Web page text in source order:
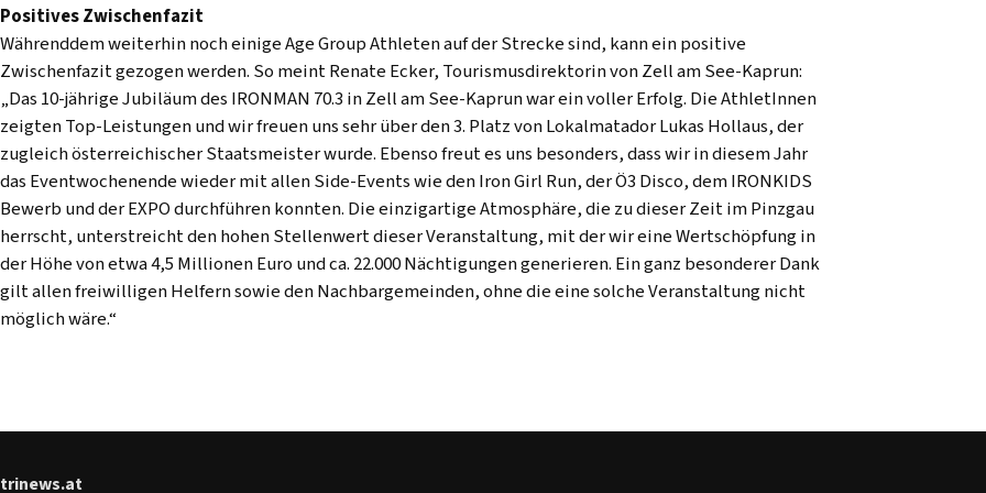
Positives Zwischenfazit
Währenddem weiterhin noch einige Age Group Athleten auf der Strecke sind, kann ein positive
Zwischenfazit gezogen werden. So meint Renate Ecker, Tourismusdirektorin von Zell am See-Kaprun:
„Das 10-jährige Jubiläum des IRONMAN 70.3 in Zell am See-Kaprun war ein voller Erfolg. Die AthletInnen
zeigten Top-Leistungen und wir freuen uns sehr über den 3. Platz von Lokalmatador Lukas Hollaus, der
zugleich österreichischer Staatsmeister wurde. Ebenso freut es uns besonders, dass wir in diesem Jahr
das Eventwochenende wieder mit allen Side-Events wie den Iron Girl Run, der Ö3 Disco, dem IRONKIDS
Bewerb und der EXPO durchführen konnten. Die einzigartige Atmosphäre, die zu dieser Zeit im Pinzgau
herrscht, unterstreicht den hohen Stellenwert dieser Veranstaltung, mit der wir eine Wertschöpfung in
der Höhe von etwa 4,5 Millionen Euro und ca. 22.000 Nächtigungen generieren. Ein ganz besonderer Dank
gilt allen freiwilligen Helfern sowie den Nachbargemeinden, ohne die eine solche Veranstaltung nicht
möglich wäre.“
trinews.at